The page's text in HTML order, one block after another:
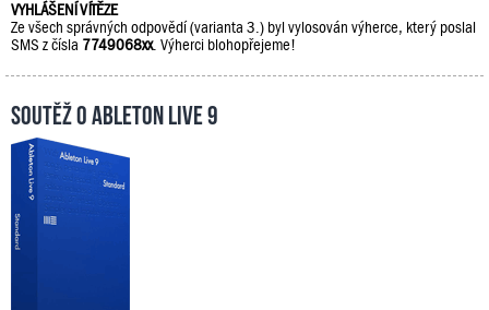
VYHLÁŠENÍ VÍTĚZE
Ze všech správných odpovědí (varianta 3.) byl vylosován výherce, který poslal
SMS z čísla 7749068xx. Výherci blohopřejeme!
Soutěž o Ableton Live 9